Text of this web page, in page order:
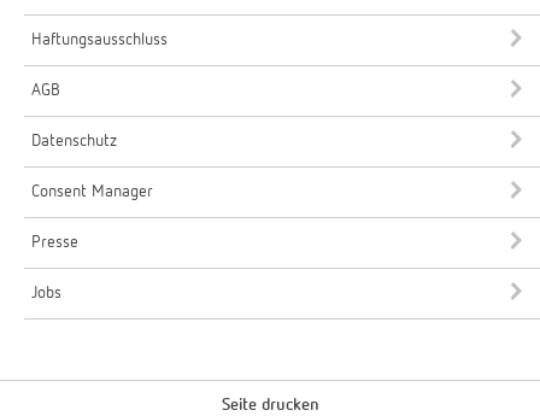
Haftungsausschluss
AGB
Datenschutz
Consent Manager
Presse
Jobs
Seite drucken